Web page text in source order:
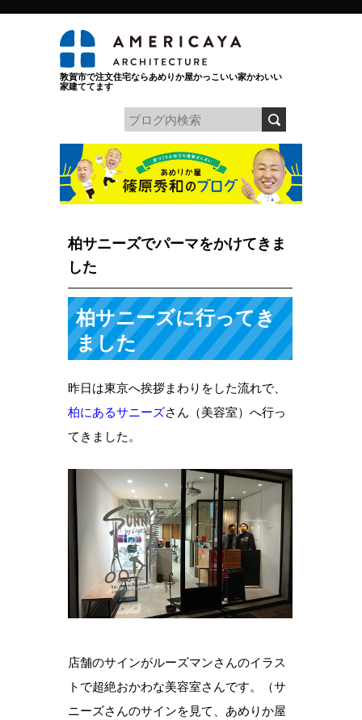
敦賀市で注文住宅ならあめりか屋かっこいい家かわいい
家建ててます
柏サニーズでパーマをかけてきま
した
柏サニーズに行ってき
ました
昨日は東京へ挨拶まわりをした流れで、
柏にあるサニーズさん（美容室）へ行っ
てきました。
店舗のサインがルーズマンさんのイラス
トで超絶おかわな美容室さんです。（サ
ニーズさんのサインを見て、あめりか屋